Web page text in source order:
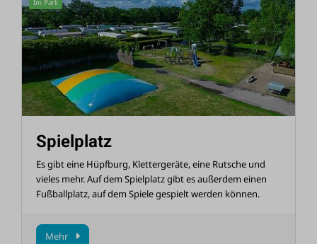
Im Park
Spielplatz
Es gibt eine Hüpfburg, Klettergeräte, eine Rutsche und
vieles mehr. Auf dem Spielplatz gibt es außerdem einen
Fußballplatz, auf dem Spiele gespielt werden können.
Mehr